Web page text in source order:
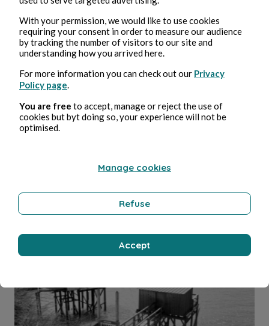
Aline Gendre
Poésie et chanson
With your permission, we would like to use cookies
requiring your consent in order to measure our audience
by tracking the number of visitors to our site and
understanding how you arrived here.
For more information you can check out our Privacy
Policy page
You are free to accept, manage or reject the use of
cookies but byt doing so, your experience will not be
optimised.
Manage cookies
Refuse
Accept